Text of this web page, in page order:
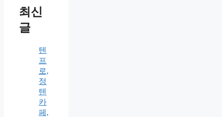
최신
글
텐
프
로,
정
텐
카
페,